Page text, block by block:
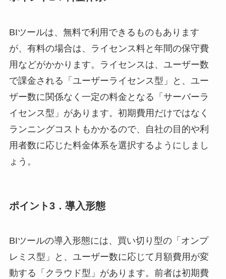
BIツールは、無料で利用できるものもあります
が、有料の場合は、ライセンス料と年間の保守費
用などがかかります。ライセンスは、ユーザー数
で課金される「ユーザーライセンス型」と、ユー
ザー数に関係なく一定の料金となる「サーバーラ
イセンス型」があります。初期費用だけではなく
ランニングコストもかかるので、自社の目的や利
用者数に応じた料金体系を選択するようにしまし
ょう。
ポイント3．導入形態
BIツールの導入形態には、買い切り型の「オンプ
レミス型」と、ユーザー数に応じて月額費用が変
動する「クラウド型」があります。前者は初期費